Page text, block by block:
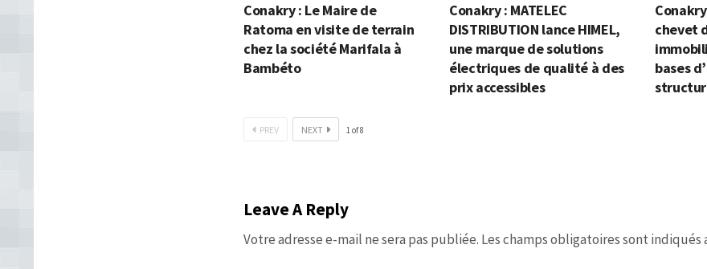
Conakry : Le Maire de
Ratoma en visite de terrain
chez la société Marifala à
Bambéto
Conakry : MATELEC
DISTRIBUTION lance HIMEL,
une marque de solutions
électriques de qualité à des
prix accessibles
chevet
bases
PREV NEXT 1of8
Leave A Reply
Votre adresse e-mail ne sera pas publiée. Les champs obligatoires sont indiqués